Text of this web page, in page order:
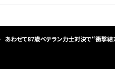
あわせて87歳ベテラン力士対決で“衝撃結